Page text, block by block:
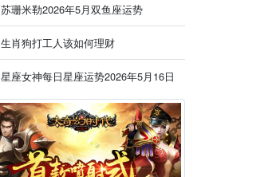
苏珊米勒2026年5月双鱼座运势
生肖狗打工人该如何理财
星座女神每日星座运势2026年5月16日